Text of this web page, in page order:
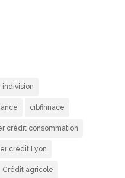
indivision
cibfinnace
crédit consommation
crédit Lyon
Crédit agricole